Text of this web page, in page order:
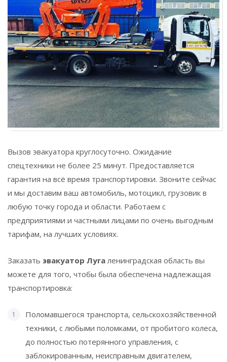
Вызов эвакуатора круглосуточно. Ожидание
спецтехники не более 25 минут. Предоставляется
гарантия на всё время транспортировки. Звоните сейчас
и мы доставим ваш автомобиль, мотоцикл, грузовик в
любую точку города и области. Работаем с
предприятиями и частными лицами по очень выгодным
тарифам, на лучших условиях.
Заказать эвакуатор Луга ленинградская область вы
можете для того, чтобы была обеспечена надлежащая
транспортировка:
Поломавшегося транспорта, сельскохозяйственной
техники, с любыми поломками, от пробитого колеса,
до полностью потерянного управления, с
заблокированным, неисправным двигателем,